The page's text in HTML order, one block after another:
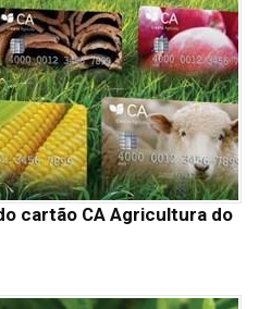
cartão CA Agricultura do